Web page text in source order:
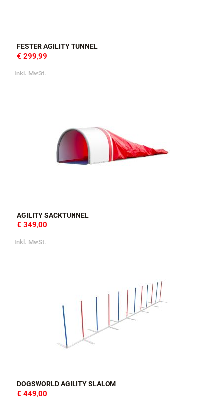
FESTER AGILITY TUNNEL
€ 299,99
Inkl. MwSt.
AGILITY SACKTUNNEL
€ 349,00
Inkl. MwSt.
DOGSWORLD AGILITY SLALOM
€ 449,00